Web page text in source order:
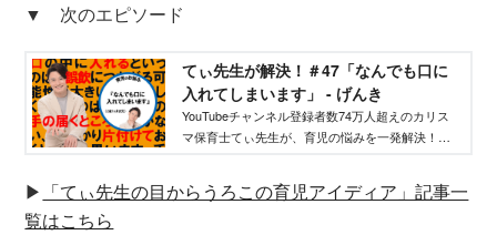
▼ 次のエピソード
てぃ先生が解決！＃47「なんでも口に
入れてしまいます」 - げんき
YouTubeチャンネル登録者数74万人超えのカリス
マ保育士てぃ先生が、育児の悩みを一発解決！
つ的確な「すぐ効く」育児法。やってみる価値ア
リです！
▶︎ 「てぃ先生の目からうろこの育児アイディア」記事一
覧はこちら